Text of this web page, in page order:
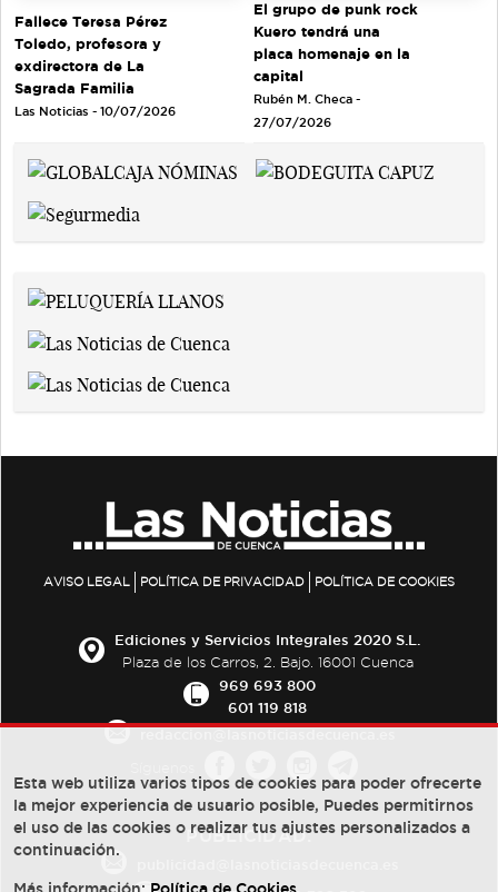
Fallece Teresa Pérez
Toledo, profesora y
exdirectora de La
Sagrada Familia
Las Noticias - 10/07/2026
El grupo de punk rock
Kuero tendrá una
placa homenaje en la
capital
Rubén M. Checa -
27/07/2026
AVISO LEGAL POLÍTICA DE PRIVACIDAD POLÍTICA DE COOKIES
Ediciones y Servicios Integrales 2020 S.L.
Plaza de los Carros, 2. Bajo. 16001 Cuenca
969 693 800
601 119 818
PUBLICIDAD:
Esta web utiliza varios tipos de cookies para poder ofrecerte
la mejor experiencia de usuario posible, Puedes permitirnos
el uso de las cookies o realizar tus ajustes personalizados a
continuación.